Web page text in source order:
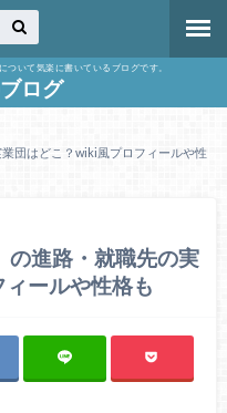
いて気楽に書いているブログです。
ログ
団はどこ？wiki風プロフィールや性
の進路・就職先の実
ールや性格も